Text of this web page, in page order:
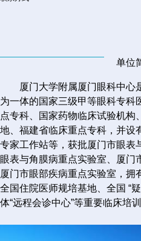
单位
厦门大学附属厦门眼科中心
为一体的国家三级甲等眼科专科
点专科、国家药物临床试验机构
地、福建省临床重点专科，并设
专家工作站等，获批厦门市眼表
眼表与角膜病重点实验室、厦门
厦门市眼部疾病重点实验室，拥
全国住院医师规培基地、全国 “
体“远程会诊中心”等重要临床培